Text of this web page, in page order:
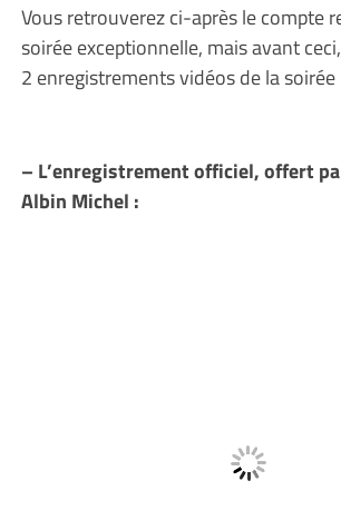
Vous retrouverez ci-après le compte
soirée exceptionnelle, mais avant
2 enregistrements vidéos de la soirée
– L’enregistrement officiel, offert
Albin Michel :